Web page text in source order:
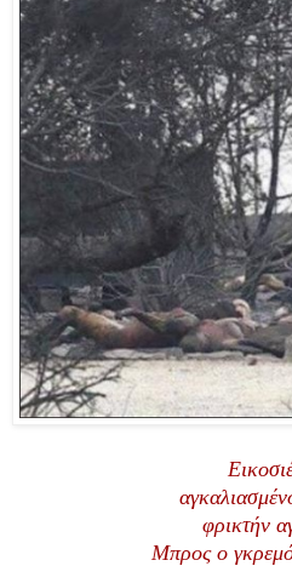
φρικτήν
Μπρος ο